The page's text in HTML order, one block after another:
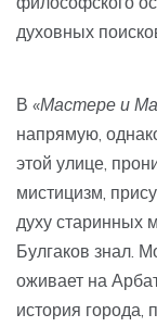
духовных
В «Мастере и
напрямую,
этой улице,
мистицизм,
духу старинных
Булгаков знал.
оживает на
история